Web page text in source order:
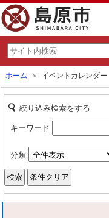
ホーム ＞ イベントカレンダー
絞り込み検索をする
キーワード
分類